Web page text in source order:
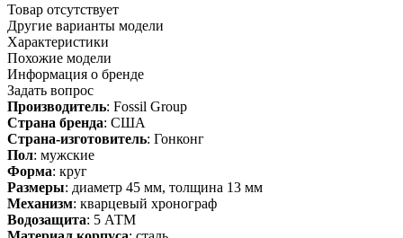
Товар отсутствует
Другие варианты модели
Характеристики
Похожие модели
Информация о бренде
Задать вопрос
Производитель: Fossil Group
Страна бренда: США
Страна-изготовитель: Гонконг
Пол: мужские
Форма: круг
Размеры: диаметр 45 мм, толщина 13 мм
Механизм: кварцевый хронограф
Водозащита: 5 АТМ